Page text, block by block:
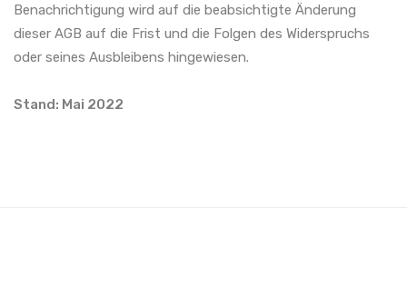
Benachrichtigung wird auf die beabsichtigte Änderung
dieser AGB auf die Frist und die Folgen des Widerspruchs
oder seines Ausbleibens hingewiesen.
Stand: Mai 2022